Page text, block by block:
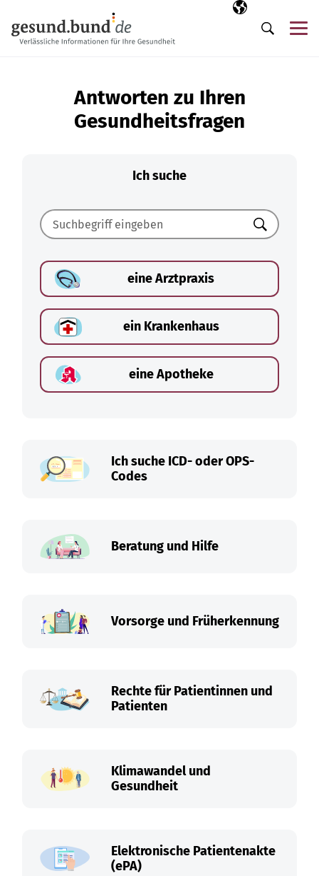
Ausgewählte
DE
Suche
Antworten zu Ihren
Gesundheitsfragen
Ich suche
Suchen
eine Arztpraxis
ein Krankenhaus
eine Apotheke
Ich suche ICD- oder OPS-
Codes
Beratung und Hilfe
Vorsorge und Früherkennung
Rechte für Patientinnen und
Patienten
Klimawandel und
Gesundheit
Elektronische Patientenakte
(ePA)